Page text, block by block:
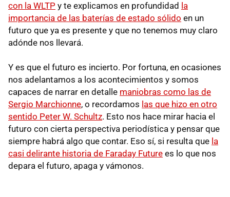
con la WLTP y te explicamos en profundidad la
importancia de las baterías de estado sólido en un
futuro que ya es presente y que no tenemos muy claro
adónde nos llevará.
Y es que el futuro es incierto. Por fortuna, en ocasiones
nos adelantamos a los acontecimientos y somos
capaces de narrar en detalle maniobras como las de
Sergio Marchionne, o recordamos las que hizo en otro
sentido Peter W. Schultz. Esto nos hace mirar hacia el
futuro con cierta perspectiva periodística y pensar que
siempre habrá algo que contar. Eso sí, si resulta que la
casi delirante historia de Faraday Future es lo que nos
depara el futuro, apaga y vámonos.